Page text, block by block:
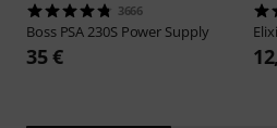
3666
Boss PSA 230S Power Supply
35 €